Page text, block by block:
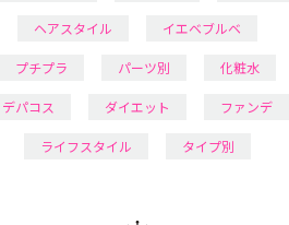
ヘアスタイル イエベブルベ
プチプラ パーツ別 化粧水
デパコス ダイエット ファンデ
ライフスタイル タイプ別